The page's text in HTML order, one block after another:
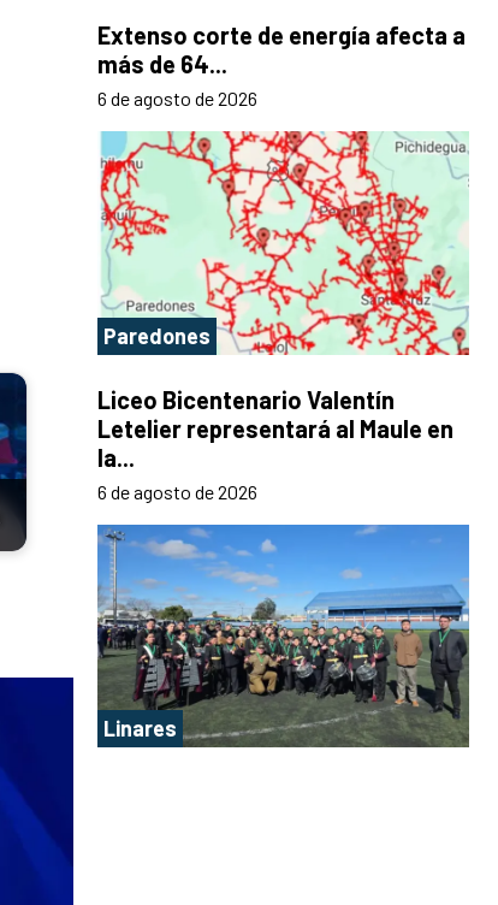
Extenso corte de energía afecta a
más de 64...
6 de agosto de 2026
Paredones
Liceo Bicentenario Valentín
Letelier representará al Maule en
la...
6 de agosto de 2026
Linares